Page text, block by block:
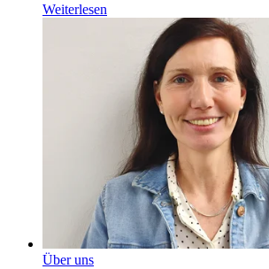
Weiterlesen
Über uns